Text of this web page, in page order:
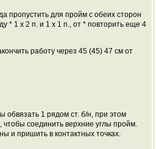
пропустить для пройм с обеих сторон
* 1 x 2 п. и 1 x 1 п., от * повторить еще 4
работу через 45 (45) 47 см от
1 рядом ст. б/н, при этом
чтобы соединить верхние углы пройм.
и пришить в контактных точках.